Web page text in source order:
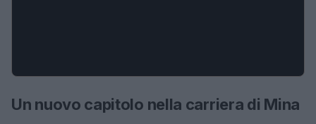
Un nuovo capitolo nella carriera di Mina